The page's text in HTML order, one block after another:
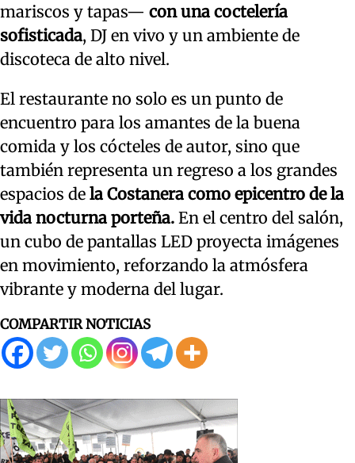
mariscos y tapas— con una coctelería
sofisticada, DJ en vivo y un ambiente de
discoteca de alto nivel.
El restaurante no solo es un punto de
encuentro para los amantes de la buena
comida y los cócteles de autor, sino que
también representa un regreso a los grandes
espacios de la Costanera como epicentro de la
vida nocturna porteña. En el centro del salón,
un cubo de pantallas LED proyecta imágenes
en movimiento, reforzando la atmósfera
vibrante y moderna del lugar.
COMPARTIR NOTICIAS